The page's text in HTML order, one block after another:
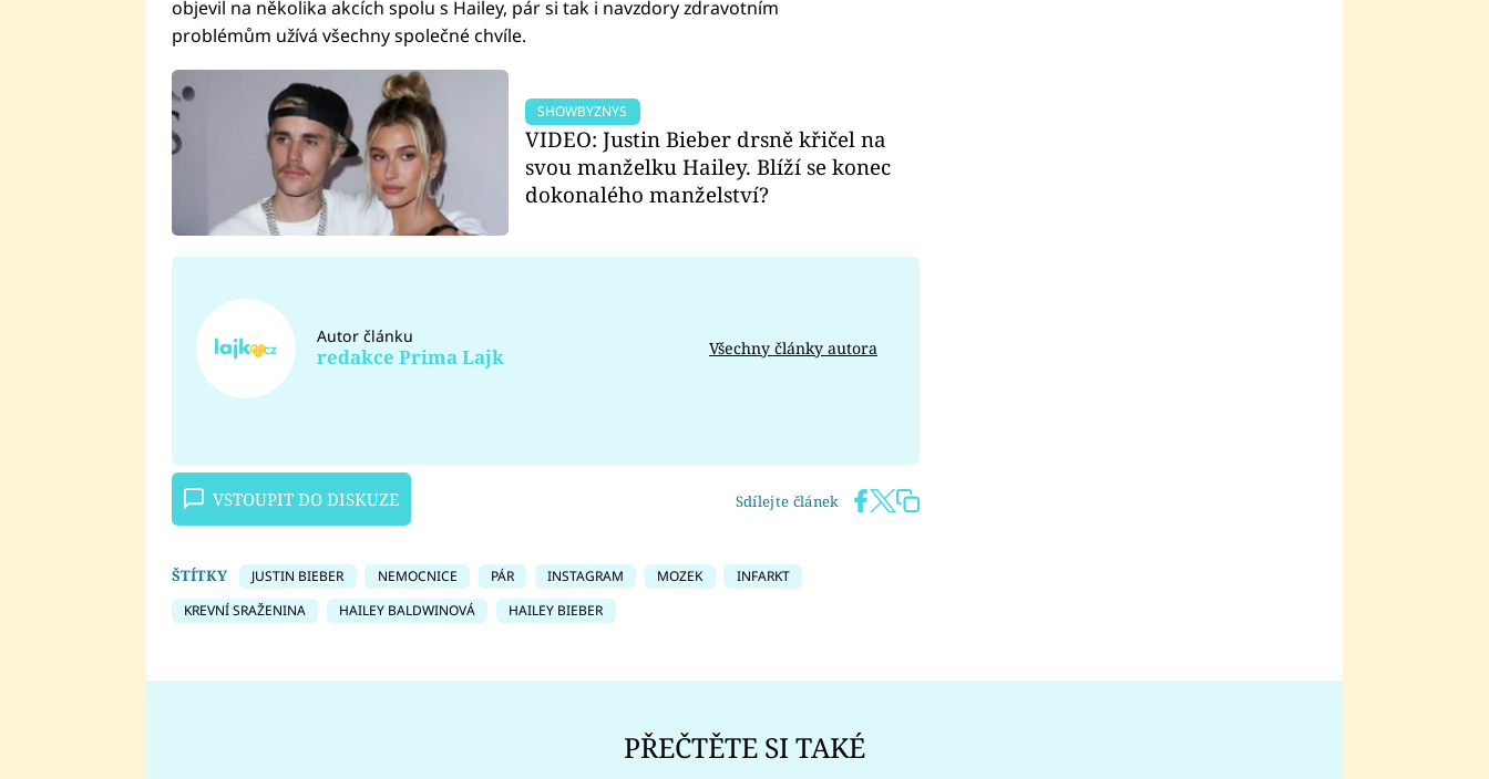
objevil na několika akcích spolu s Hailey, pár si tak i navzdory zdravotním
problémům užívá všechny společné chvíle.
SHOWBYZNYS
VIDEO: Justin Bieber drsně křičel na
svou manželku Hailey. Blíží se konec
dokonalého manželství?
Autor článku
redakce Prima Lajk Všechny články autora
VSTOUPIT DO DISKUZE Sdílejte článek
ŠTÍTKY JUSTIN BIEBER NEMOCNICE PÁR INSTAGRAM MOZEK
INFARKT
KREVNÍ SRAŽENINA
HAILEY BALDWINOVÁ HAILEY BIEBER
PŘEČTĚTE SI TAKÉ